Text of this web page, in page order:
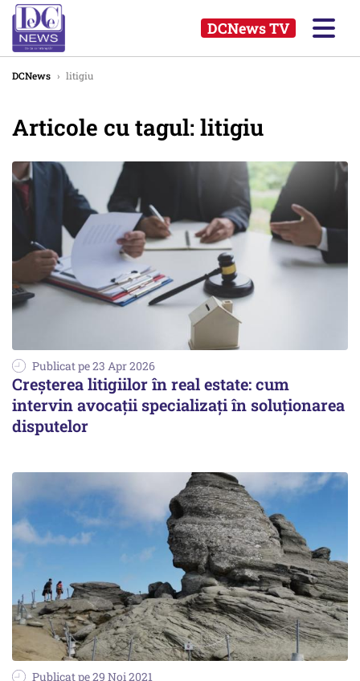
DCNews TV
DCNews › litigiu
Articole cu tagul: litigiu
Publicat pe 23 Apr 2026
Creșterea litigiilor în real estate: cum
intervin avocații specializați în soluționarea
disputelor
Publicat pe 29 Noi 2021